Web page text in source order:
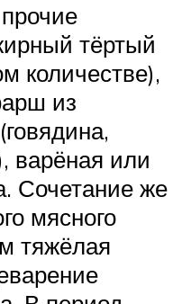
тёртый
количестве),
из
варёная или
Сочетание же
мясного
тяжёлая